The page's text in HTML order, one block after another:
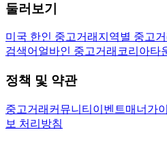
둘러보기
미국 한인 중고거래 지역별 중고거
검색어 얼바인 중고거래 코리아타
정책 및 약관
중고거래 커뮤니티 이벤트매너가
보 처리방침